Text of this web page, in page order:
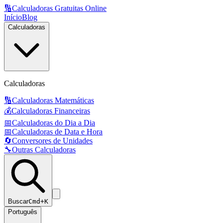
🔢Calculadoras Gratuitas Online
InícioBlog
Calculadoras
Calculadoras
🔢Calculadoras Matemáticas
💰Calculadoras Financeiras
📅Calculadoras do Dia a Dia
📅Calculadoras de Data e Hora
🔄Conversores de Unidades
🔧Outras Calculadoras
BuscarCmd+K
Português